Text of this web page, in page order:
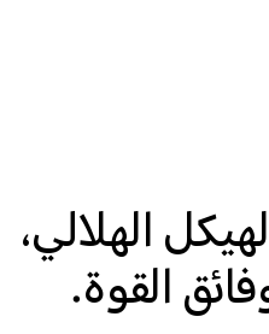
الهلالي،
القوة.